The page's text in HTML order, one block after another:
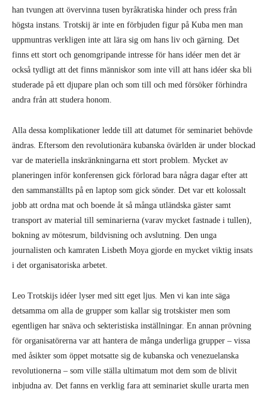
han tvungen att övervinna tusen byråkratiska hinder och press från
högsta instans. Trotskij är inte en förbjuden figur på Kuba men man
uppmuntras verkligen inte att lära sig om hans liv och gärning. Det
finns ett stort och genomgripande intresse för hans idéer men det är
också tydligt att det finns människor som inte vill att hans idéer ska bli
studerade på ett djupare plan och som till och med försöker förhindra
andra från att studera honom.
Alla dessa komplikationer ledde till att datumet för seminariet behövde
ändras. Eftersom den revolutionära kubanska övärlden är under blockad
var de materiella inskränkningarna ett stort problem. Mycket av
planeringen inför konferensen gick förlorad bara några dagar efter att
den sammanställts på en laptop som gick sönder. Det var ett kolossalt
jobb att ordna mat och boende åt så många utländska gäster samt
transport av material till seminarierna (varav mycket fastnade i tullen),
bokning av mötesrum, bildvisning och avslutning. Den unga
journalisten och kamraten Lisbeth Moya gjorde en mycket viktig insats
i det organisatoriska arbetet.
Leo Trotskijs idéer lyser med sitt eget ljus. Men vi kan inte säga
detsamma om alla de grupper som kallar sig trotskister men som
egentligen har snäva och sekteristiska inställningar. En annan prövning
för organisatörerna var att hantera de många underliga grupper – vissa
med åsikter som öppet motsatte sig de kubanska och venezuelanska
revolutionerna – som ville ställa ultimatum mot dem som de blivit
inbjudna av. Det fanns en verklig fara att seminariet skulle urarta men